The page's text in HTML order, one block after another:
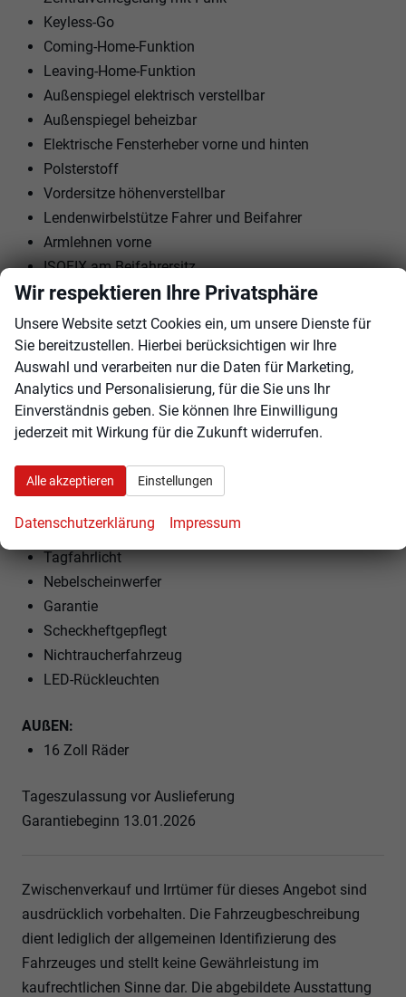
Keyless-Go
Coming-Home-Funktion
Leaving-Home-Funktion
Außenspiegel elektrisch verstellbar
Außenspiegel beheizbar
Elektrische Fensterheber vorne und hinten
Polsterstoff
Vordersitze höhenverstellbar
Lendenwirbelstütze Fahrer und Beifahrer
Armlehnen vorne
ISOFIX am Beifahrersitz
Kindersitzvorbereitung (ISOFIX)
Rücksitzbank teilbar
Lenkrad höhenverstellbar
EXTRAS:
Dachreling
Perleffekt
Stahlfelgen
Reifendruckkontrolle
Tagfahrlicht
Nebelscheinwerfer
Garantie
Scheckheftgepflegt
Nichtraucherfahrzeug
LED-Rückleuchten
AUßEN:
16 Zoll Räder
Tageszulassung vor Auslieferung
Garantiebeginn 13.01.2026
Zwischenverkauf und Irrtümer für dieses Angebot sind
ausdrücklich vorbehalten. Die Fahrzeugbeschreibung
dient lediglich der allgemeinen Identifizierung des
Fahrzeuges und stellt keine Gewährleistung im
kaufrechtlichen Sinne dar. Die abgebildete Ausstattung
Wir respektieren Ihre Privatsphäre
Unsere Website setzt Cookies ein, um unsere Dienste für
Sie bereitzustellen. Hierbei berücksichtigen wir Ihre
Auswahl und verarbeiten nur die Daten für Marketing,
Analytics und Personalisierung, für die Sie uns Ihr
Einverständnis geben. Sie können Ihre Einwilligung
jederzeit mit Wirkung für die Zukunft widerrufen.
Alle akzeptieren Einstellungen
Datenschutzerklärung Impressum